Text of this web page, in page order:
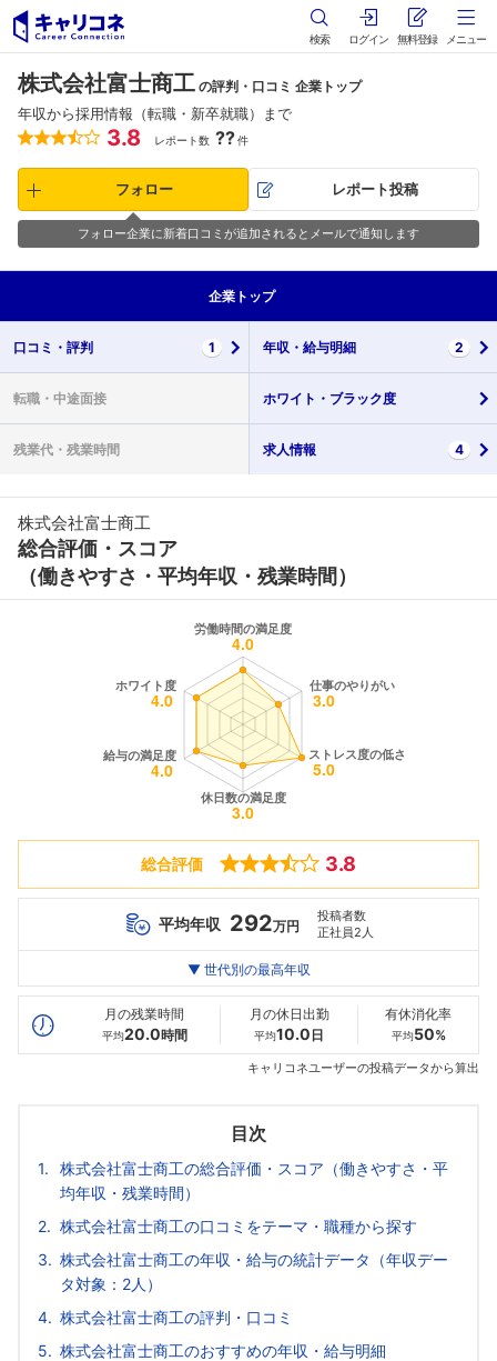
検索 ログイン 無料登録 メニュー
株式会社富士商工 の評判・口コミ 企業トップ
年収から採用情報（転職・新卒就職）まで
3.8 レポート数 ??件
フォロー レポート投稿
フォロー企業に新着口コミが追加されるとメールで通知します
企業 トップ
口コミ・ 評判 1 年収・ 給与明細 2
転職・ 中途面接 ホワイト・ ブラック度
残業代・ 残業時間 求人情報 4
株式会社富士商工
総合評価・スコア
（働きやすさ・平均年収・残業時間）
総合評価 3.8
平均年収 292万円
投稿者数
正社員2人
最高年収
20代
216万
30代
--万
368万
▼ 世代別の最高年収
月の残業時間
平均20.0時間
月の休日出勤
平均10.0 日
有休消化率
平均50%
キャリコネユーザーの投稿データから算出
目次
株式会社富士商工の総合評価・スコア（働きやすさ・平
均年収・残業時間）
株式会社富士商工の口コミをテーマ・職種から探す
株式会社富士商工の年収・給与の統計データ（年収デー
タ対象：2人）
株式会社富士商工の評判・口コミ
株式会社富士商工のおすすめの年収・給与明細